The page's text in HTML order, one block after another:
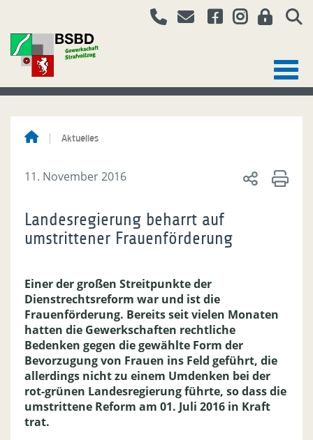
Aktuelles
11. November 2016
Landesregierung beharrt auf
umstrittener Frauenförderung
Einer der großen Streitpunkte der
Dienstrechtsreform war und ist die
Frauenförderung. Bereits seit vielen Monaten
hatten die Gewerkschaften rechtliche
Bedenken gegen die gewählte Form der
Bevorzugung von Frauen ins Feld geführt, die
allerdings nicht zu einem Umdenken bei der
rot-grünen Landesregierung führte, so dass die
umstrittene Reform am 01. Juli 2016 in Kraft
trat.